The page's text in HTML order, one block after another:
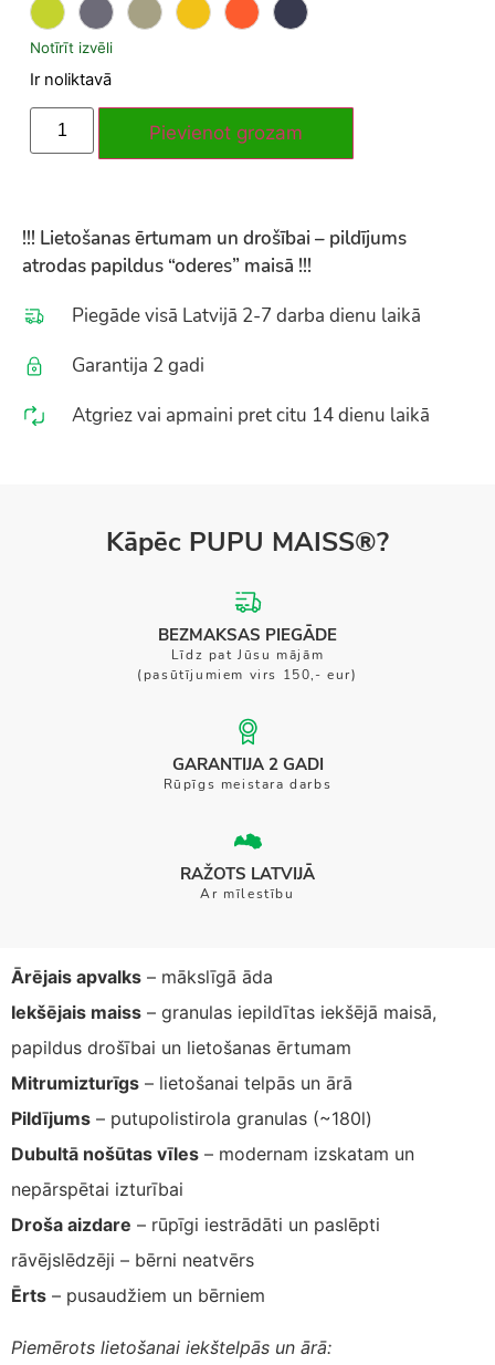
Notīrīt izvēli
Ir noliktavā
Pievienot grozam
!!! Lietošanas ērtumam un drošībai – pildījums
atrodas papildus “oderes” maisā !!!
Piegāde visā Latvijā 2-7 darba dienu laikā
Garantija 2 gadi
Atgriez vai apmaini pret citu 14 dienu laikā
Kāpēc PUPU MAISS®?
BEZMAKSAS PIEGĀDE
Līdz pat Jūsu mājām
(pasūtījumiem virs 150,- eur)
GARANTIJA 2 GADI
Rūpīgs meistara darbs
RAŽOTS LATVIJĀ
Ar mīlestību
Ārējais apvalks – mākslīgā āda
Iekšējais maiss – granulas iepildītas iekšējā maisā,
papildus drošībai un lietošanas ērtumam
Mitrumizturīgs – lietošanai telpās un ārā
Pildījums – putupolistirola granulas (~180l)
Dubultā nošūtas vīles – modernam izskatam un
nepārspētai izturībai
Droša aizdare – rūpīgi iestrādāti un paslēpti
rāvējslēdzēji – bērni neatvērs
Ērts – pusaudžiem un bērniem
Piemērots lietošanai iekštelpās un ārā: